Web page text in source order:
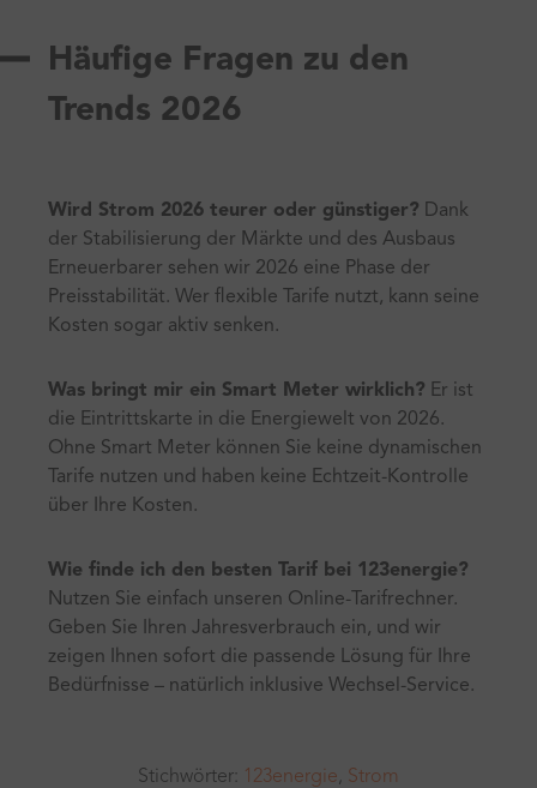
Häufige Fragen zu den
Trends 2026
Wird Strom 2026 teurer oder günstiger? Dank
der Stabilisierung der Märkte und des Ausbaus
Erneuerbarer sehen wir 2026 eine Phase der
Preisstabilität. Wer flexible Tarife nutzt, kann seine
Kosten sogar aktiv senken.
Was bringt mir ein Smart Meter wirklich? Er ist
die Eintrittskarte in die Energiewelt von 2026.
Ohne Smart Meter können Sie keine dynamischen
Tarife nutzen und haben keine Echtzeit-Kontrolle
über Ihre Kosten.
Wie finde ich den besten Tarif bei 123energie?
Nutzen Sie einfach unseren Online-Tarifrechner.
Geben Sie Ihren Jahresverbrauch ein, und wir
zeigen Ihnen sofort die passende Lösung für Ihre
Bedürfnisse – natürlich inklusive Wechsel-Service.
Stichwörter: 123energie, Strom